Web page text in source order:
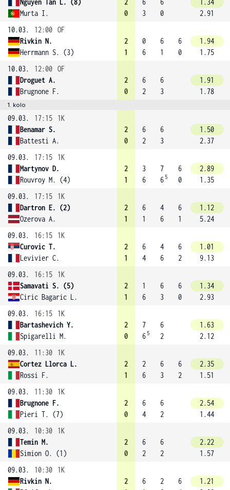
Nguyen Tan L. (8)
Murta I.
2
0
6
3
6
0
1.34
2.91
10.03.
12:00 OF
Rivkin N.
Herrmann S. (3)
2
1
0
6
6
1
6
0
1.94
1.75
10.03.
12:00 OF
Droguet A.
Brugnone F.
2
0
6
2
6
3
1.91
1.78
1. kolo
09.03. 17:15
1K
Benamar S.
Battesti A.
2
0
6
2
6
3
1.50
2.37
09.03.
17:15
1K
Martynov D.
Rouvroy M. (4)
2
1
3
6
7
6 5
6
0
2.89
1.35
09.03.
17:15
1K
Dartron E. (2)
Ozerova A.
2
1
6
1
4
6
6
1
1.12
5.24
09.03.
16:15
1K
Curovic T.
Levivier C.
2
1
6
4
4
6
6
2
1.01
9.13
09.03.
16:15
1K
Samavati S. (5)
Ciric Bagaric L.
2
1
1
6
6
3
6
0
1.34
2.93
09.03.
16:15
1K
Bartashevich Y.
Spigarelli M.
2
0
7
6 5
6
2
1.63
2.12
09.03.
11:30
1K
Cortez Llorca L.
Rossi F.
2
1
2
6
6
3
6
2
2.35
1.51
09.03.
11:30
1K
Brugnone F.
Pieri T. (7)
2
0
6
4
6
2
2.54
1.44
09.03.
10:30
1K
Temin M.
Simion O. (1)
2
0
6
2
6
2
2.22
1.57
09.03.
10:30
1K
Rivkin N.
2
6
2
6
1.21